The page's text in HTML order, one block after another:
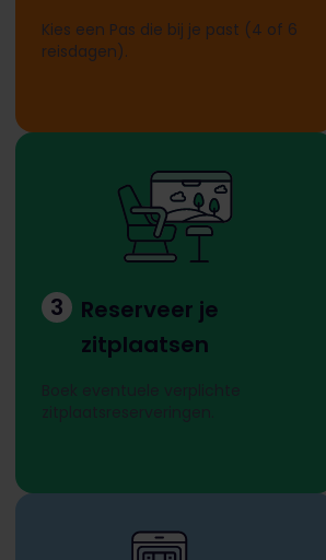
Kies een Pas die bij je past (4 of 6
reisdagen).
3
Reserveer je
zitplaatsen
Boek eventuele verplichte
zitplaatsreserveringen.